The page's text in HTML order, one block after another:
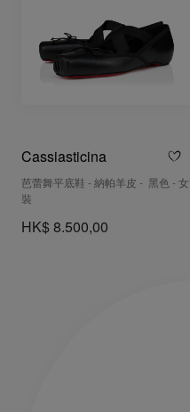
Cassiasticina
芭蕾舞平底鞋 - 納帕羊皮 - 黑色 - 女
裝
HK$ 8.500,00